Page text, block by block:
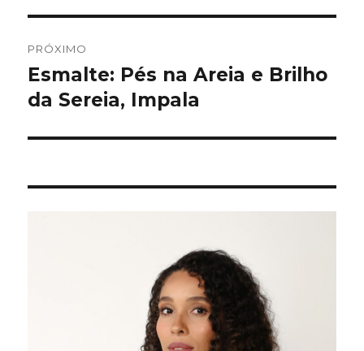
PRÓXIMO
Próximo
post:
Esmalte: Pés na Areia e Brilho
da Sereia, Impala